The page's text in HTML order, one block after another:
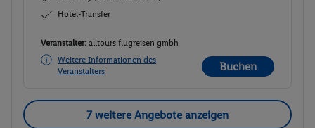
Hotel-Transfer
Veranstalter: alltours flugreisen gmbh
Weitere Informationen des
Veranstalters
Buchen
7 weitere Angebote anzeigen